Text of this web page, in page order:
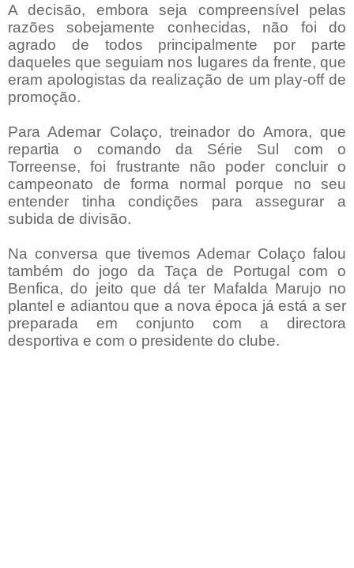
A decisão, embora seja compreensível pelas
razões sobejamente conhecidas, não foi do
agrado de todos principalmente por parte
daqueles que seguiam nos lugares da frente, que
eram apologistas da realização de um play-off de
promoção.
Para Ademar Colaço, treinador do Amora, que
repartia o comando da Série Sul com o
Torreense, foi frustrante não poder concluir o
campeonato de forma normal porque no seu
entender tinha condições para assegurar a
subida de divisão.
Na conversa que tivemos Ademar Colaço falou
também do jogo da Taça de Portugal com o
Benfica, do jeito que dá ter Mafalda Marujo no
plantel e adiantou que a nova época já está a ser
preparada em conjunto com a directora
desportiva e com o presidente do clube.